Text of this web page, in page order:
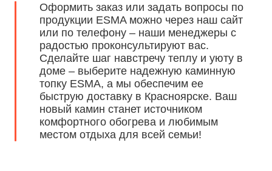
Оформить заказ или задать вопросы по
продукции ESMA можно через наш сайт
или по телефону – наши менеджеры с
радостью проконсультируют вас.
Сделайте шаг навстречу теплу и уюту в
доме – выберите надежную каминную
топку ESMA, а мы обеспечим ее
быструю доставку в Красноярске. Ваш
новый камин станет источником
комфортного обогрева и любимым
местом отдыха для всей семьи!